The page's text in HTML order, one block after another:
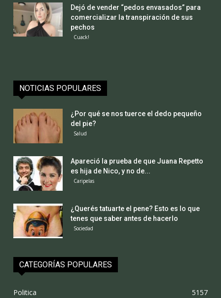
Dejó de vender “pedos envasados” para
comercializar la transpiración de sus
pechos
Cuack!
NOTICIAS POPULARES
¿Por qué se nos tuerce el dedo pequeño
del pie?
Salud
Apareció la prueba de que Juana Repetto
es hija de Nico, y no de...
Caripelas
¿Querés tatuarte el pene? Esto es lo que
tenes que saber antes de hacerlo
Sociedad
CATEGORÍAS POPULARES
Politica
5157